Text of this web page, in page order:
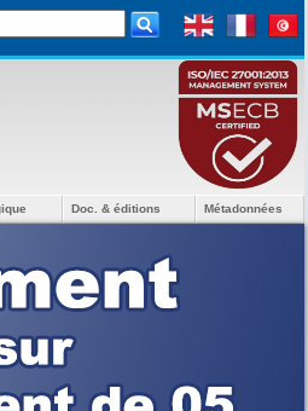
Doc. & éditions Métadonnées